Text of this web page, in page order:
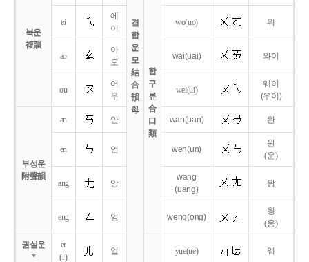
결
합
운
모
結
合
韻
母
복운
複韻
합
구
류
合
口
類
ei
에
이
wo(uo) 워
ao
아
오
wai(uai) 와이
ou
어
우
wei(ui)
웨이
(우이)
부성운
附聲韻
an 안 wan(uan) 완
en 언 wen(un)
원
(운)
ang 앙
wang
(uang)
왕
eng 엉 weng(ong)
웡
(웅)
권설운
*
er
(r)
얼
yue(ue) 웨